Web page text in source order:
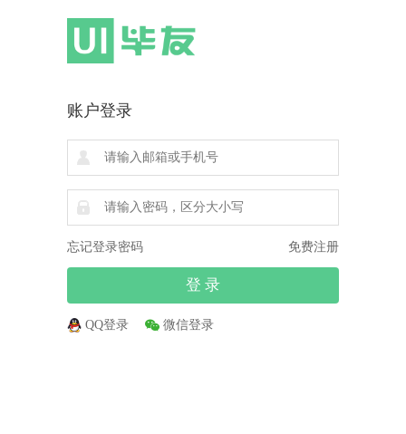
账户登录
忘记登录密码 免费注册
QQ登录 微信登录